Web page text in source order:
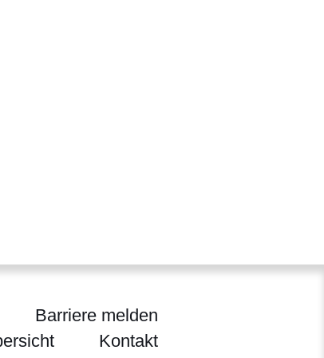
Barriere melden
Kontakt